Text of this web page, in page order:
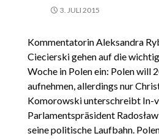
3. JULI 2015
Kommentatorin Aleksandra
Ciecierski gehen auf die
Woche in Polen ein: Polen will
aufnehmen, allerdings nur
Komorowski unterschreibt In-
Parlamentspräsident
seine politische Laufbahn.